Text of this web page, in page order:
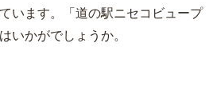
います。「道の駅ニセコビュープ
いかがでしょうか。